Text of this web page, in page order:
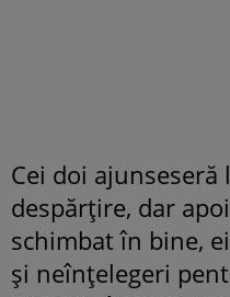
Cei doi ajunseseră
despărțire, dar
schimbat în bine,
și neînțelegeri